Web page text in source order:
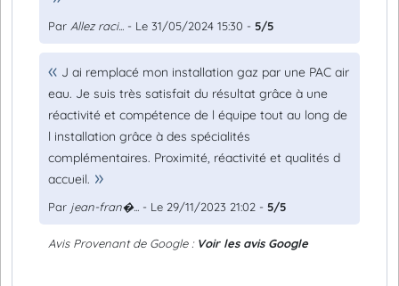
Par Allez raci... - Le 31/05/2024 15:30 - 5/5
J ai remplacé mon installation gaz par une PAC air
eau. Je suis très satisfait du résultat grâce à une
réactivité et compétence de l équipe tout au long de
l installation grâce à des spécialités
complémentaires. Proximité, réactivité et qualités d
accueil.
Par jean-fran�... - Le 29/11/2023 21:02 - 5/5
Avis Provenant de Google : Voir les avis Google